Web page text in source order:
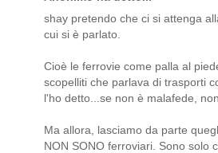
shay pretendo che ci si attenga
cui si è parlato.
Cioè le ferrovie come palla al
scopelliti che parlava di trasporti
l'ho detto...se non è malafede,
Ma allora, lasciamo da parte
NON SONO ferroviari. Sono solo